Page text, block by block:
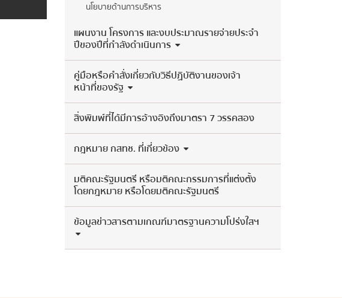
นโยบายด้านการบริหาร
แผนงาน โครงการ และงบประมาณรายจ่ายประจำ
ปีของปีที่กำลังดำเนินการ
คู่มือหรือคำสั่งเกี่ยวกับวิธีปฏิบัติงานของเจ้า
หน้าที่ของรัฐ
สิ่งพิมพ์ที่ได้มีการอ้างอิงถึงมาตรา 7 วรรคสอง
กฎหมาย กสทช. ที่เกี่ยวข้อง
มติคณะรัฐมนตรี หรือมติคณะกรรมการที่แต่งตั้ง
โดยกฎหมาย หรือโดยมติคณะรัฐมนตรี
ข้อมูลข่าวสารตามเกณฑ์มาตรฐานความโปร่งใสฯ